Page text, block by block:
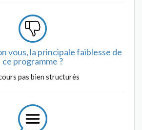
vous, la principale faiblesse de
ce programme ?
pas bien structurés